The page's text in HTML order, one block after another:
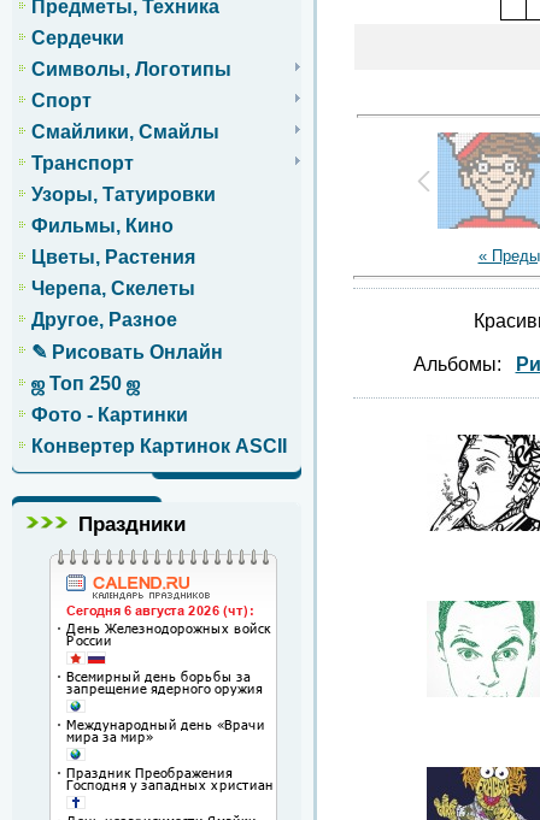
Предметы, Техника
Сердечки
Символы, Логотипы
Спорт
Смайлики, Смайлы
Транспорт
Узоры, Татуировки
Фильмы, Кино
Цветы, Растения
Черепа, Скелеты
Другое, Разное
✎ Рисовать Онлайн
ஜ Топ 250 ஜ
Фото - Картинки
Конвертер Картинок ASCII
Праздники
«
Альбомы: